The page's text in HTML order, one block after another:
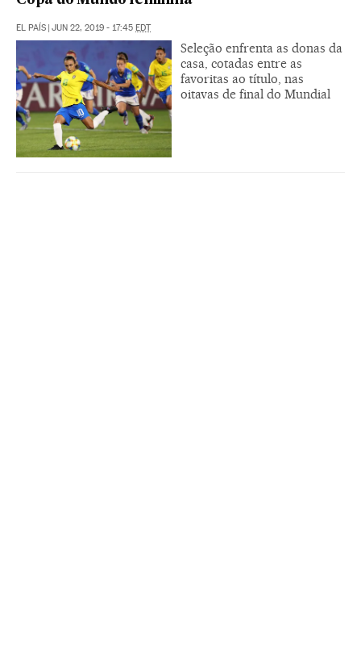
EL PAÍS JUN 22, 2019 - 17:45 EDT
Seleção enfrenta as donas da
casa, cotadas entre as
favoritas ao título, nas
oitavas de final do Mundial